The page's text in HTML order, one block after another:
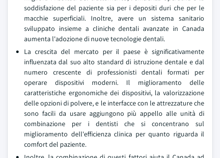
soddisfazione del paziente sia per i depositi duri che per le
macchie superficiali. Inoltre, avere un sistema sanitario
sviluppato insieme a cliniche dentali avanzate in Canada
aumenta l'adozione di nuove tecnologie dentali.
La crescita del mercato per il paese è significativamente
influenzata dal suo alto standard di istruzione dentale e dal
numero crescente di professionisti dentali formati per
operare dispositivi moderni. Il miglioramento delle
caratteristiche ergonomiche dei dispositivi, la valorizzazione
delle opzioni di polvere, e le interfacce con le attrezzature che
sono facili da usare aggiungono più appello alle unità di
combinazione per i dentisti che si concentrano sul
miglioramento dell'efficienza clinica per quanto riguarda il
comfort del paziente.